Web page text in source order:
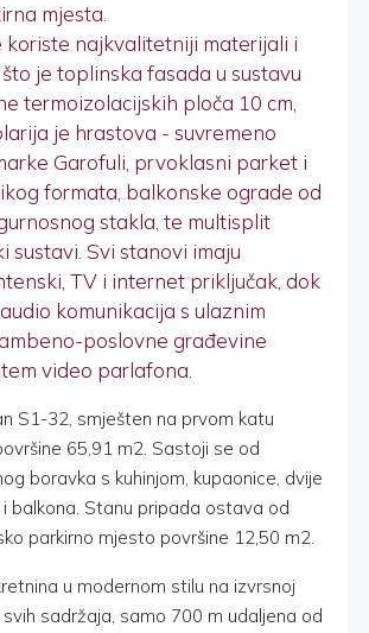
mjesta.
koriste najkvalitetniji materijali i
je toplinska fasada u sustavu
termoizolacijskih ploča 10 cm,
je hrastova - suvremeno
Garofuli, prvoklasni parket i
formata, balkonske ograde od
stakla, te multisplit
sustavi. Svi stanovi imaju
TV i internet priključak, dok
komunikacija s ulaznim
poslovne građevine
video parlafona.
S1-32, smješten na prvom katu
65,91 m2. Sastoji se od
boravka s kuhinjom, kupaonice, dvije
balkona. Stanu pripada ostava od
parkirno mjesto površine 12,50 m2.
u modernom stilu na izvrsnoj
svih sadržaja, samo 700 m udaljena od